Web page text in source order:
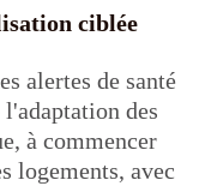
ciblée
alertes de santé
des
à commencer
logements, avec